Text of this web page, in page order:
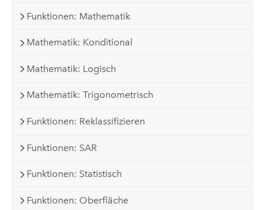
Funktionen: Mathematik
Mathematik: Konditional
Mathematik: Logisch
Mathematik: Trigonometrisch
Funktionen: Reklassifizieren
Funktionen: SAR
Funktionen: Statistisch
Funktionen: Oberfläche